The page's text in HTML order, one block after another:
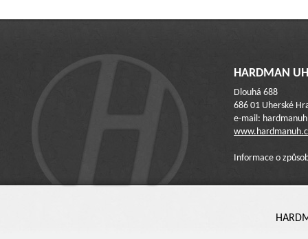
HARDMAN
Dlouhá 688
686 01 Uherské
e-mail:
Informace o